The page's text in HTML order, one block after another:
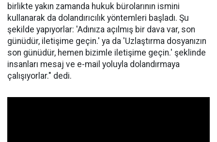
birlikte yakın zamanda hukuk bürolarının ismini
kullanarak da dolandırıcılık yöntemleri başladı. Şu
şekilde yapıyorlar: 'Adınıza açılmış bir dava var, son
günüdür, iletişime geçin.' ya da 'Uzlaştırma dosyanızın
son günüdür, hemen bizimle iletişime geçin.' şeklinde
insanları mesaj ve e-mail yoluyla dolandırmaya
çalışıyorlar." dedi.